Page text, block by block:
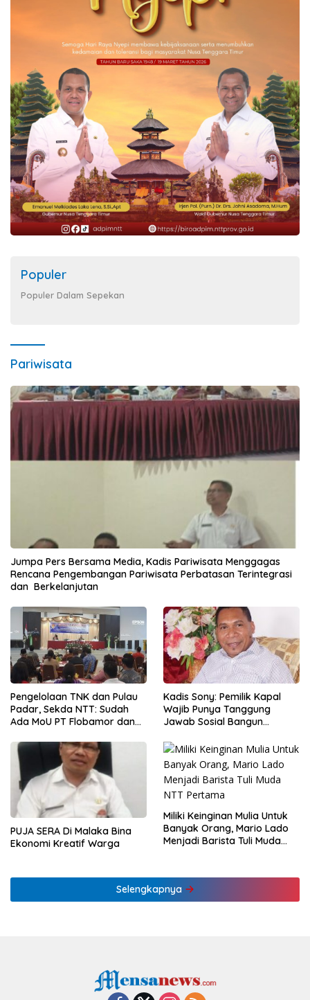
Populer
Populer Dalam Sepekan
Pariwisata
Jumpa Pers Bersama Media, Kadis Pariwisata Menggagas
Rencana Pengembangan Pariwisata Perbatasan Terintegrasi
dan Berkelanjutan
Pengelolaan TNK dan Pulau
Padar, Sekda NTT: Sudah
Ada MoU PT Flobamor dan
Kadis Sony: Pemilik Kapal
Wajib Punya Tanggung
Jawab Sosial Bangun
PUJA SERA Di Malaka Bina
Ekonomi Kreatif Warga
Miliki Keinginan Mulia Untuk
Banyak Orang, Mario Lado
Menjadi Barista Tuli Muda
Selengkapnya